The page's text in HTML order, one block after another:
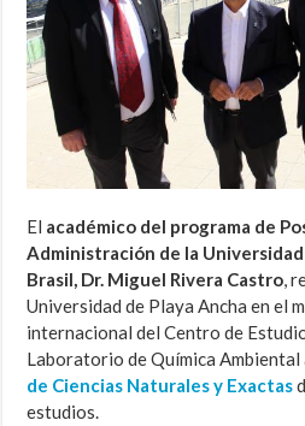
El académico del programa de
Administración de la Universidad
Brasil, Dr. Miguel Rivera Castro,
Universidad de Playa Ancha en el
internacional del Centro de
Laboratorio de Química Ambiental
de Ciencias Naturales y Exactas
estudios.